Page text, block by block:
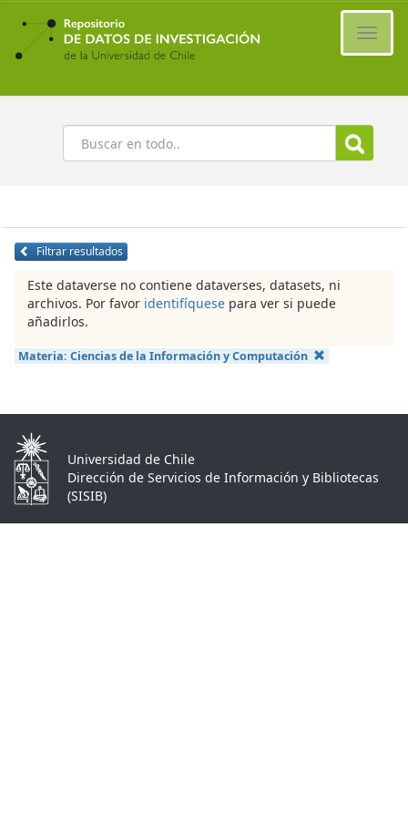
Ir
contenido
principal
Buscar
Filtrar resultados
Este dataverse no contiene dataverses, datasets, ni
archivos. Por favor identifíquese para ver si puede
añadirlos.
Materia: Ciencias de la Información y Computación
Universidad de Chile
Dirección de Servicios de Información y Bibliotecas
(SISIB)